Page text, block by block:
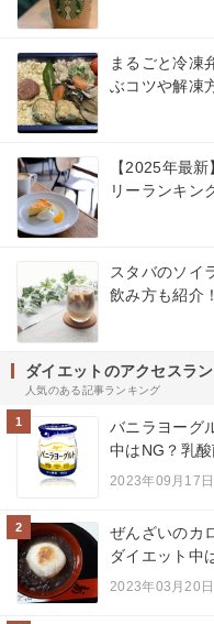
まるごと冷凍
ぶコツや解凍
【2025年最
リーランキン
スタバのソイ
飲み方も紹介！
ダイエットのアクセスラ
人気のある記事ランキング
1
バニラヨーグ
中はNG？乳
2023年09月17日
2
ぜんざいのカ
ダイエット中
2023年03月20日